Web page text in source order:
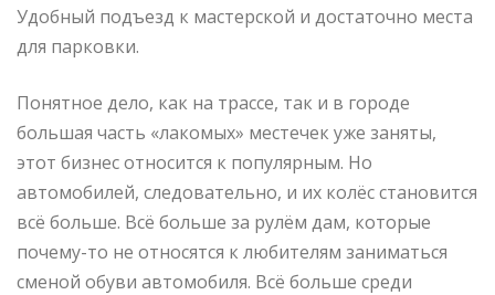
Удобный подъезд к мастерской и достаточно места
для парковки.
Понятное дело, как на трассе, так и в городе
большая часть «лакомых» местечек уже заняты,
этот бизнес относится к популярным. Но
автомобилей, следовательно, и их колёс становится
всё больше. Всё больше за рулём дам, которые
почему-то не относятся к любителям заниматься
сменой обуви автомобиля. Всё больше среди